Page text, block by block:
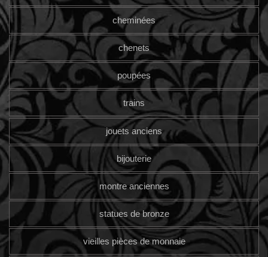
cheminées
chenets
poupées
trains
jouets anciens
bijouterie
montre anciennes
statues de bronze
vieilles pièces de monnaie